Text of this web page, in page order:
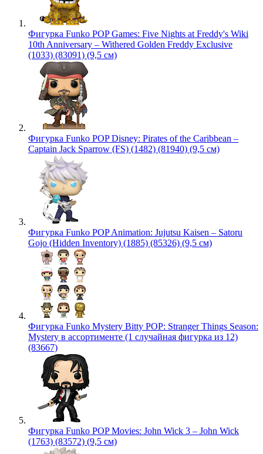
Фигурка Funko POP Games: Five Nights at Freddy's Wiki
10th Anniversary – Withered Golden Freddy Exclusive
(1033) (83091) (9,5 см)
Фигурка Funko POP Disney: Pirates of the Caribbean –
Captain Jack Sparrow (FS) (1482) (81940) (9,5 см)
Фигурка Funko POP Animation: Jujutsu Kaisen – Satoru
Gojo (Hidden Inventory) (1885) (85326) (9,5 см)
Фигурка Funko Mystery Bitty POP: Stranger Things Season:
Mystery в ассортименте (1 случайная фигурка из 12)
(83667)
Фигурка Funko POP Movies: John Wick 3 – John Wick
(1763) (83572) (9,5 см)